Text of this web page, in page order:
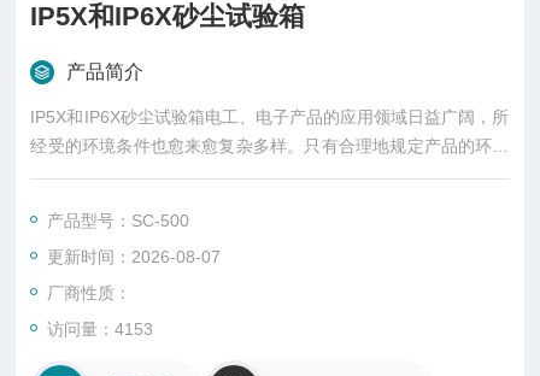
IP5X和IP6X砂尘试验箱
产品简介
IP5X和IP6X砂尘试验箱电工、电子产品的应用领域日益广阔，所
经受的环境条件也愈来愈复杂多样。只有合理地规定产品的环境
条件，正确地选择产品的环境防护措施，才能保证产品在储存运
进行人工模拟环境试验是保证其高质量所*的重要环节。人工模拟
环境试验是实际环境影响的科学概括，具有典型化、规范化、使
用方便、便于比较等特点
产品型号：SC-500
更新时间：2026-08-07
厂商性质：
访问量：4153